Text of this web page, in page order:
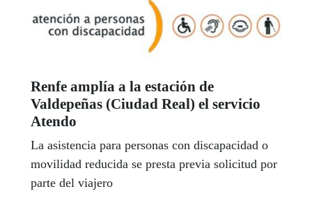
Renfe amplía a la estación de
Valdepeñas (Ciudad Real) el servicio
Atendo
La asistencia para personas con discapacidad o
movilidad reducida se presta previa solicitud por
parte del viajero